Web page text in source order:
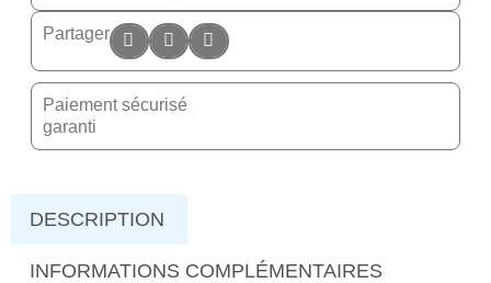
Partager
Paiement sécurisé
garanti
DESCRIPTION
INFORMATIONS COMPLÉMENTAIRES